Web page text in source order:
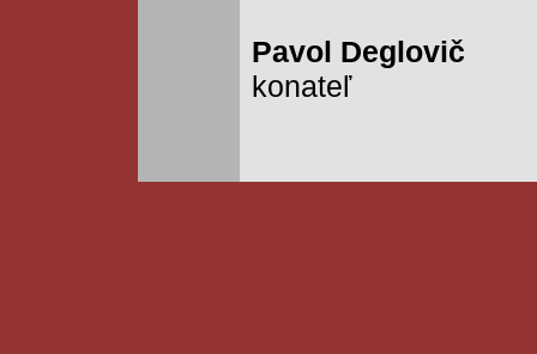
Pavol Deglovič
konateľ